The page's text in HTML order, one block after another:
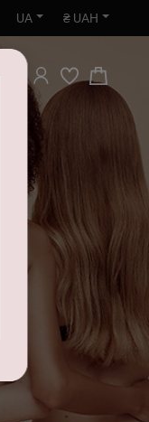
UA ₴ UAH